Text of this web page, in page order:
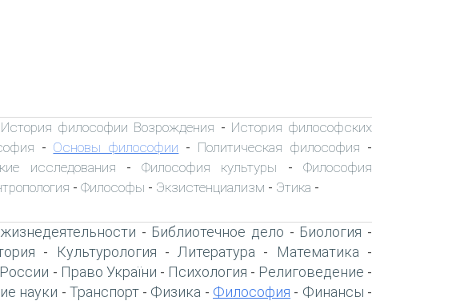
История философии Возрождения - История философских
- Основы философии - Политическая философия -
исследования -Философия культуры -Философия
- Философы - Экзистенциализм - Этика -
- Библиотечное дело - Биология -
- Культурология - Литература - Математика -
- Право України - Психология - Религоведение -
науки - Транспорт- Физика - Философия - Финансы -